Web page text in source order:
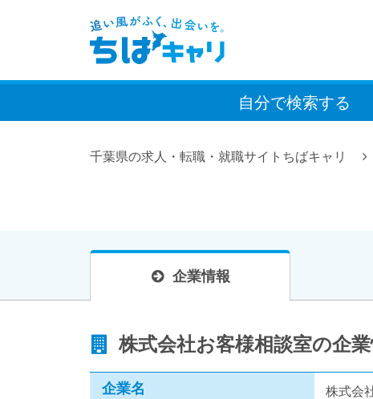
自分で検索する
千葉県の求人・転職・就職サイトちばキャリ
企業情報
株式会社お客様相談室の企
企業名 株式会